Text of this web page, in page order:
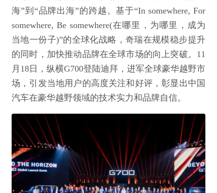
海”到“品牌出海”的跨越。基于“In somewhere, For
somewhere, Be somewhere(在哪里，为哪里，成为
当地一份子)”的全球化战略，奇瑞在规模稳步提升
的同时，加快推动品牌在全球市场的向上突破。11
月18日，纵横G700登陆迪拜，进军全球豪华越野市
场，引发当地用户的高度关注和好评，彰显出中国
汽车在豪华越野领域的技术实力和品牌自信。